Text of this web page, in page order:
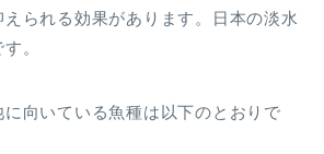
られる効果があります。日本の淡水
。
向いている魚種は以下のとおりで